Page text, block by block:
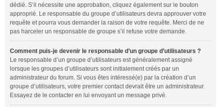
dédié. S’il nécessite une approbation, cliquez également sur le bouton
approprié. Le responsable du groupe d’utilisateurs devra approuver votre
requête et pourra vous demander la raison de votre requête. Merci de ne
pas harceler un responsable de groupe s’il refuse votre demande.
Comment puis-je devenir le responsable d’un groupe d’utilisateurs ?
Le responsable d’un groupe d’utilisateurs est généralement assigné
lorsque les groupes d’utilisateurs sont initialement créés par un
administrateur du forum. Si vous êtes intéressé(e) par la création d’un
groupe d’utilisateurs, votre premier contact devrait être un administrateur.
Essayez de le contacter en lui envoyant un message privé.